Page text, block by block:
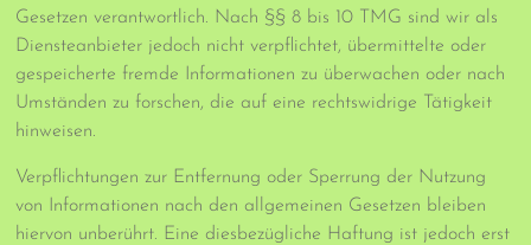
Gesetzen verantwortlich. Nach §§ 8 bis 10 TMG sind wir als
Diensteanbieter jedoch nicht verpflichtet, übermittelte oder
gespeicherte fremde Informationen zu überwachen oder nach
Umständen zu forschen, die auf eine rechtswidrige Tätigkeit
hinweisen.
Verpflichtungen zur Entfernung oder Sperrung der Nutzung
von Informationen nach den allgemeinen Gesetzen bleiben
hiervon unberührt. Eine diesbezügliche Haftung ist jedoch erst